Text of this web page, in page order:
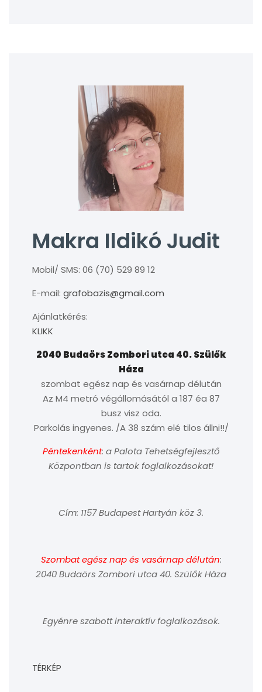
Makra Ildikó Judit
Mobil/ SMS: 06 (70) 529 89 12
E-mail: grafobazis@gmail.com
Ajánlatkérés:
KLIKK
2040 Budaörs Zombori utca 40. Szülők
Háza
szombat egész nap és vasárnap délután
Az M4 metró végállomásától a 187 éa 87
busz visz oda.
Parkolás ingyenes. /A 38 szám elé tilos állni!!/
Péntekenként: a Palota Tehetségfejlesztő
Központban is tartok foglalkozásokat!
Cím: 1157 Budapest Hartyán köz 3.
Szombat egész nap és vasárnap délután:
2040 Budaörs Zombori utca 40. Szülők Háza
Egyénre szabott interaktív foglalkozások.
TÉRKÉP